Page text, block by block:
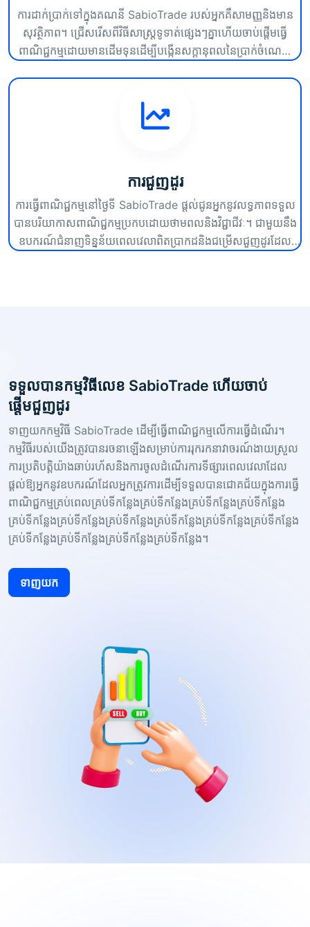
ការដាក់ប្រាក់ទៅក្នុងគណនី SabioTrade របស់អ្នកគឺសាមញ្ញនិងមាន
សុវត្ថិភាព។ ជ្រើសរើសពីវិធីសាស្រ្តទូទាត់ផ្សេងៗគ្នាហើយចាប់ផ្តើមធ្វើ
ពាណិជ្ជកម្មដោយមានដើមទុនដើម្បីបង្កើនសក្តានុពលនៃប្រាក់ចំណេញ
ការជួញដូរ
ការធ្វើពាណិជ្ជកម្មនៅថ្ងៃទី SabioTrade ផ្តល់ជូនអ្នកនូវលទ្ធភាពទទួល
បានបរិយាកាសពាណិជ្ជកម្មប្រកបដោយថាមពលនិងវិជ្ជាជីវៈ។ ជាមួយនឹង
ឧបករណ៍ជំនាញទិន្នន័យពេលវេលាពិតប្រាកដនិងជម្រើសជួញដូរដែល
ទទួលបានកម្មវិធីលេខ SabioTrade ហើយចាប់
ផ្តើមជួញដូរ
ទាញយកកម្មវិធី SabioTrade ដើម្បីធ្វើពាណិជ្ជកម្មលើការធ្វើដំណើរ។
កម្មវិធីរបស់យើងត្រូវបានរចនាឡើងសម្រាប់ការរុករកនាវាចរណ៍ងាយស្រួល
ការប្រតិបត្តិយ៉ាងឆាប់រហ័សនិងការចូលដំណើរការទីផ្សារពេលវេលាដែល
ផ្តល់ឱ្យអ្នកនូវឧបករណ៍ដែលអ្នកត្រូវការដើម្បីទទួលបានជោគជ័យក្នុងការធ្វើ
ពាណិជ្ជកម្មគ្រប់ពេលគ្រប់ទីកន្លែងគ្រប់ទីកន្លែងគ្រប់ទីកន្លែងគ្រប់ទីកន្លែង
គ្រប់ទីកន្លែងគ្រប់ទីកន្លែងគ្រប់ទីកន្លែងគ្រប់ទីកន្លែងគ្រប់ទីកន្លែងគ្រប់ទីកន្លែង
គ្រប់ទីកន្លែងគ្រប់ទីកន្លែងគ្រប់ទីកន្លែងគ្រប់ទីកន្លែង។
ទាញយក